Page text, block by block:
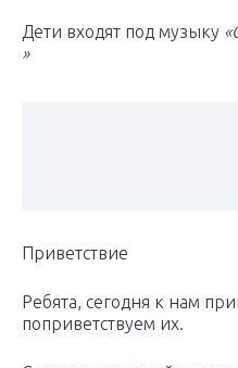
Дети входят под музыку
»
Приветствие
Ребята, сегодня к нам
поприветствуем их.